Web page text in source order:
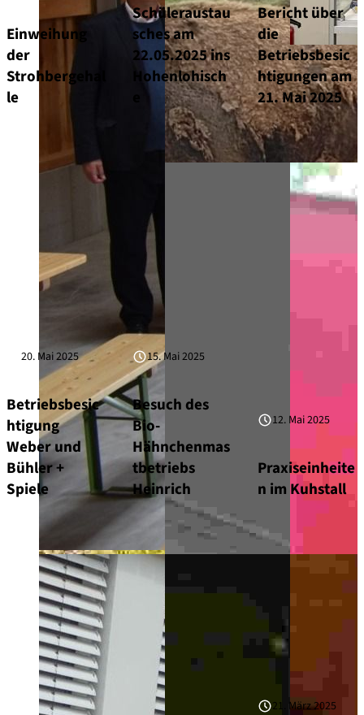
Einweihung
der
Strohbergehal
le
Schüleraustau
sches am
22.05.2025 ins
Hohenlohisch
Bericht über
die
Betriebsbesic
htigungen am
21. Mai 2025
20. Mai 2025
Betriebsbesic
htigung
Weber und
Bühler +
Spiele
15. Mai 2025
Besuch des
Bio-
Hähnchenmas
tbetriebs
Heinrich
12. Mai 2025
Praxiseinheite
n im Kuhstall
21. März 2025